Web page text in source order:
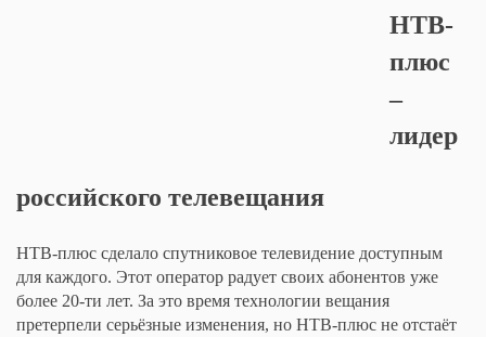
НТВ-
плюс
–
лидер
российского телевещания
НТВ-плюс сделало спутниковое телевидение доступным
для каждого. Этот оператор радует своих абонентов уже
более 20-ти лет. За это время технологии вещания
претерпели серьёзные изменения, но НТВ-плюс не отстаёт